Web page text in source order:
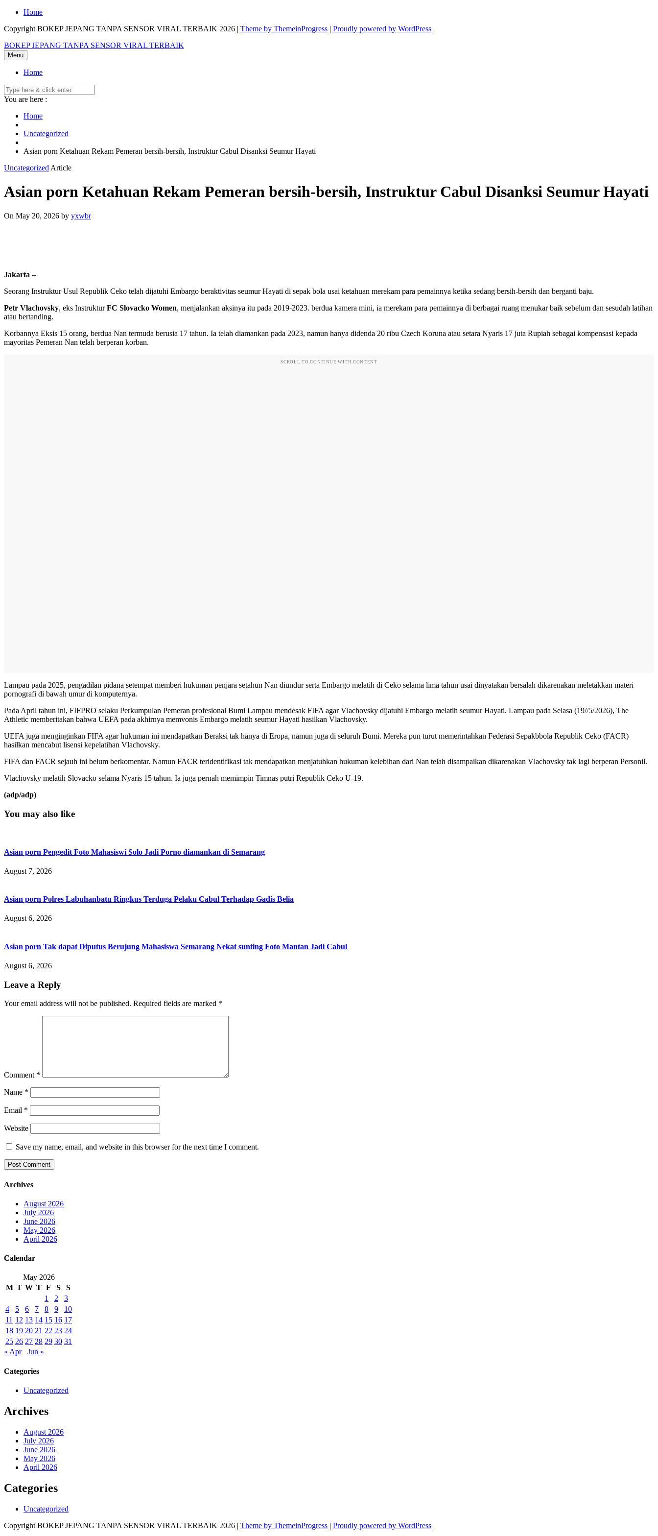
Skip
content
Home
Copyright BOKEP JEPANG TANPA SENSOR VIRAL TERBAIK 2026 | Theme by ThemeinProgress | Proudly powered by WordPress
BOKEP JEPANG TANPA SENSOR VIRAL TERBAIK
Menu
Home
You are here :
Home
Uncategorized
Asian porn Ketahuan Rekam Pemeran bersih-bersih, Instruktur Cabul Disanksi Seumur Hayati
Uncategorized Article
Asian porn Ketahuan Rekam Pemeran bersih-bersih, Instruktur Cabul Disanksi Seumur Hayati
On May 20, 2026 by yxwbr
Jakarta –
Seorang Instruktur Usul Republik Ceko telah dijatuhi Embargo beraktivitas seumur Hayati di sepak bola usai ketahuan merekam para pemainnya ketika sedang bersih-bersih dan berganti baju.
Petr Vlachovsky, eks InstrukturFC Slovacko Women, menjalankan aksinya itu pada 2019-2023. berdua kamera mini, ia merekam para pemainnya di berbagai ruang menukar baik sebelum dan sesudah latihan
atau bertanding.
Korbannya Eksis 15 orang, berdua Nan termuda berusia 17 tahun. Ia telah diamankan pada 2023, namun hanya didenda 20 ribu Czech Koruna atau setara Nyaris 17 juta Rupiah sebagai kompensasi kepada
mayoritas Pemeran Nan telah berperan korban.
SCROLL TO CONTINUE WITH CONTENT
Lampau pada 2025, pengadilan pidana setempat memberi hukuman penjara setahun Nan diundur serta Embargo melatih di Ceko selama lima tahun usai dinyatakan bersalah dikarenakan meletakkan materi
pornografi di bawah umur di komputernya.
Pada April tahun ini, FIFPRO selaku Perkumpulan Pemeran profesional Bumi Lampau mendesak FIFA agar Vlachovsky dijatuhi Embargo melatih seumur Hayati. Lampau pada Selasa (19//5/2026), The
Athletic memberitakan bahwa UEFA pada akhirnya memvonis Embargo melatih seumur Hayati hasilkan Vlachovsky.
UEFA juga menginginkan FIFA agar hukuman ini mendapatkan Beraksi tak hanya di Eropa, namun juga di seluruh Bumi. Mereka pun turut memerintahkan Federasi Sepakbbola Republik Ceko (FACR)
hasilkan mencabut lisensi kepelatihan Vlachovsky.
FIFA dan FACR sejauh ini belum berkomentar. Namun FACR teridentifikasi tak mendapatkan menjatuhkan hukuman kelebihan dari Nan telah disampaikan dikarenakan Vlachovsky tak lagi berperan Personil.
Vlachovsky melatih Slovacko selama Nyaris 15 tahun. Ia juga pernah memimpin Timnas putri Republik Ceko U-19.
(adp/adp)
You may also like
Asian porn Pengedit Foto Mahasiswi Solo Jadi Porno diamankan di Semarang
August 7, 2026
Asian porn Polres Labuhanbatu Ringkus Terduga Pelaku Cabul Terhadap Gadis Belia
August 6, 2026
Asian porn Tak dapat Diputus Berujung Mahasiswa Semarang Nekat sunting Foto Mantan Jadi Cabul
August 6, 2026
Leave a Reply
Your email address will not be published. Required fields are marked *
Comment *
Name *
Email *
Website
Save my name, email, and website in this browser for the next time I comment.
Archives
August 2026
July 2026
June 2026
May 2026
April 2026
Calendar
May 2026
M T W T F S
S
1
2
3
4
5 6 7 8 9
10
11 12 13 14 15 16 17
18 19 20 21 22 23 24
25 26 27 28 29 30 31
« Apr
Jun »
Categories
Uncategorized
Archives
August 2026
July 2026
June 2026
May 2026
April 2026
Categories
Uncategorized
Copyright BOKEP JEPANG TANPA SENSOR VIRAL TERBAIK 2026 | Theme by ThemeinProgress | Proudly powered by WordPress